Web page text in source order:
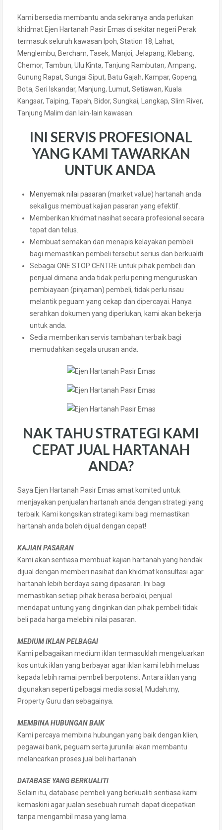
Kami bersedia membantu anda sekiranya anda perlukan
khidmat Ejen Hartanah Pasir Emas di sekitar negeri Perak
termasuk seluruh kawasan Ipoh, Station 18, Lahat,
Menglembu, Bercham, Tasek, Manjoi, Jelapang, Klebang,
Chemor, Tambun, Ulu Kinta, Tanjung Rambutan, Ampang,
Gunung Rapat, Sungai Siput, Batu Gajah, Kampar, Gopeng,
Bota, Seri Iskandar, Manjung, Lumut, Setiawan, Kuala
Kangsar, Taiping, Tapah, Bidor, Sungkai, Langkap, Slim River,
Tanjung Malim dan lain-lain kawasan.
INI SERVIS PROFESIONAL
YANG KAMI TAWARKAN
UNTUK ANDA
Menyemak nilai pasaran (market value) hartanah anda
sekaligus membuat kajian pasaran yang efektif.
Memberikan khidmat nasihat secara profesional secara
tepat dan telus.
Membuat semakan dan menapis kelayakan pembeli
bagi memastikan pembeli tersebut serius dan berkualiti.
Sebagai ONE STOP CENTRE untuk pihak pembeli dan
penjual dimana anda tidak perlu pening menguruskan
pembiayaan (pinjaman) pembeli, tidak perlu risau
melantik peguam yang cekap dan dipercayai. Hanya
serahkan dokumen yang diperlukan, kami akan bekerja
untuk anda.
Sedia memberikan servis tambahan terbaik bagi
memudahkan segala urusan anda.
NAK TAHU STRATEGI KAMI
CEPAT JUAL HARTANAH
ANDA?
Saya Ejen Hartanah Pasir Emas amat komited untuk
menjayakan penjualan hartanah anda dengan strategi yang
terbaik. Kami kongsikan strategi kami bagi memastikan
hartanah anda boleh dijual dengan cepat!
KAJIAN PASARAN
Kami akan sentiasa membuat kajian hartanah yang hendak
dijual dengan memberi nasihat dan khidmat konsultasi agar
hartanah lebih berdaya saing dipasaran. Ini bagi
memastikan setiap pihak berasa berbaloi, penjual
mendapat untung yang dinginkan dan pihak pembeli tidak
beli pada harga melebihi nilai pasaran.
MEDIUM IKLAN PELBAGAI
Kami pelbagaikan medium iklan termasuklah mengeluarkan
kos untuk iklan yang berbayar agar iklan kami lebih meluas
kepada lebih ramai pembeli berpotensi. Antara iklan yang
digunakan seperti pelbagai media sosial, Mudah.my,
Property Guru dan sebagainya.
MEMBINA HUBUNGAN BAIK
Kami percaya membina hubungan yang baik dengan klien,
pegawai bank, peguam serta jurunilai akan membantu
melancarkan proses jual beli hartanah.
DATABASE YANG BERKUALITI
Selain itu, database pembeli yang berkualiti sentiasa kami
kemaskini agar jualan sesebuah rumah dapat dicepatkan
tanpa mengambil masa yang lama.